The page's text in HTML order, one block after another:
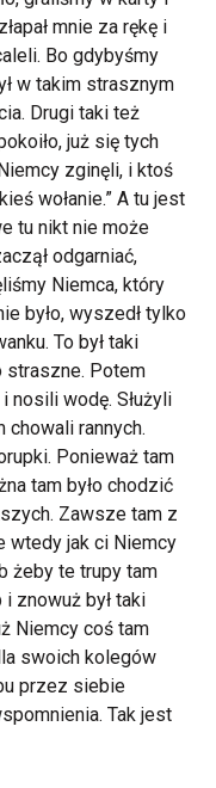
mnie za rękę i
Bo gdybyśmy
w takim strasznym
Drugi taki też
już się tych
zginęli, i ktoś
wołanie.” A tu jest
tu nikt nie może
odgarniać,
Niemca, który
było, wyszedł tylko
To był taki
straszne. Potem
nosili wodę. Służyli
rannych.
Ponieważ tam
tam było chodzić
Zawsze tam z
wtedy jak ci Niemcy
żeby te trupy tam
znowuż był taki
Niemcy coś tam
swoich kolegów
przez siebie
Tak jest